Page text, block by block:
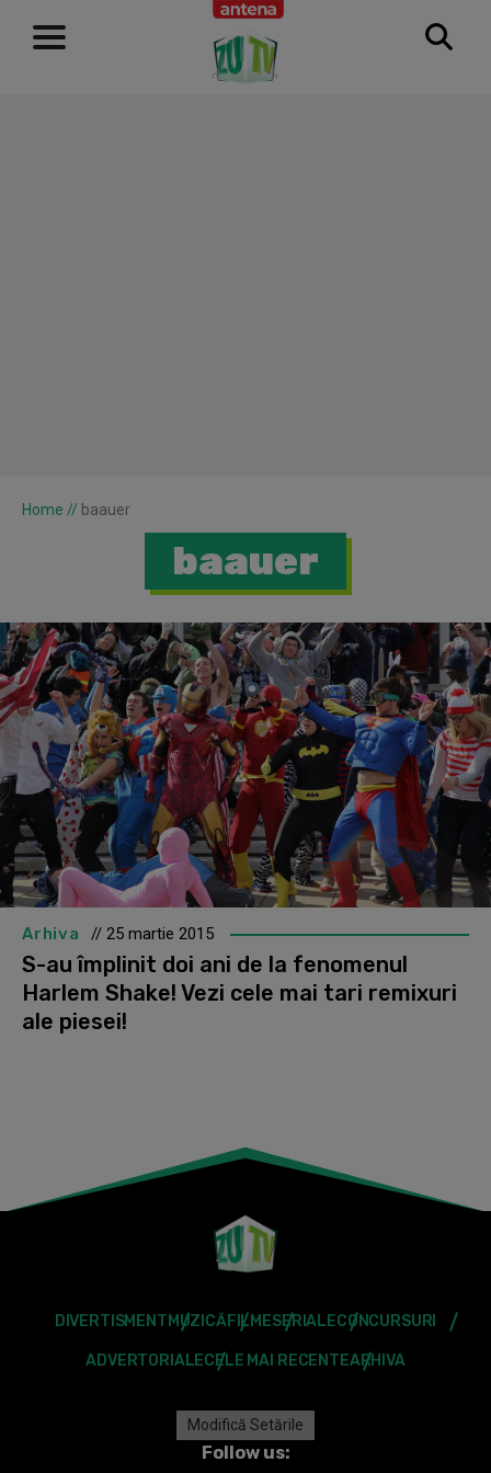
RECLAMĂ
Home // baauer
baauer
Arhiva // 25 martie 2015
S-au împlinit doi ani de la fenomenul
Harlem Shake! Vezi cele mai tari remixuri
ale piesei!
DIVERTISMENT MUZICĂFILMESERIALECONCURSURI
ADVERTORIALECELE MAI RECENTEARHIVA
Modifică Setările
Follow us: